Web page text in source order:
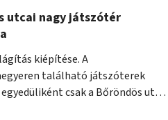
utcai nagy játszótér
kiépítése. A
található játszóterek
csak a Bőröndös utca